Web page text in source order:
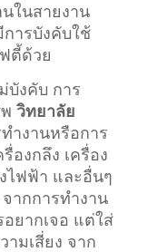
ในสายงาน
ารบังคับใช้
ฟตี้ด้วย
บังคับ การ
วิทยาลัย
ำงานหรือการ
องกลึง เครื่อง
ไฟฟ้า และอื่นๆ
ากการทำงาน
ยากเจอ แต่ใส่
ามเสี่ยง จาก